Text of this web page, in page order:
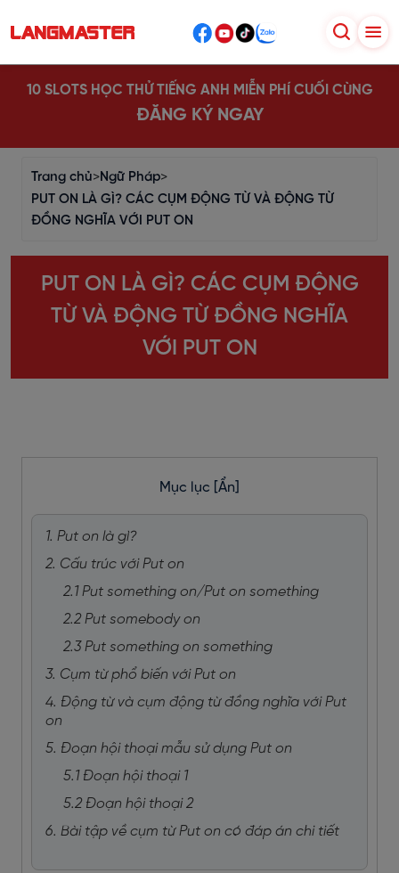
10 SLOTS HỌC THỬ TIẾNG ANH MIỄN PHÍ CUỐI CÙNG
ĐĂNG KÝ NGAY
Trang chủ>Ngữ Pháp>
PUT ON LÀ GÌ? CÁC CỤM ĐỘNG TỪ VÀ ĐỘNG TỪ
ĐỒNG NGHĨA VỚI PUT ON
PUT ON LÀ GÌ? CÁC CỤM ĐỘNG
TỪ VÀ ĐỘNG TỪ ĐỒNG NGHĨA
VỚI PUT ON
Mục lục [Ẩn]
1. Put on là gì?
2. Cấu trúc với Put on
2.1 Put something on/Put on something
2.2 Put somebody on
2.3 Put something on something
3. Cụm từ phổ biến với Put on
4. Động từ và cụm động từ đồng nghĩa với Put
on
5. Đoạn hội thoại mẫu sử dụng Put on
5.1 Đoạn hội thoại 1
5.2 Đoạn hội thoại 2
6. Bài tập về cụm từ Put on có đáp án chi tiết